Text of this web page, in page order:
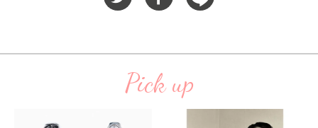
Pick up